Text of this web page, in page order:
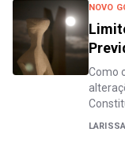
NOVO
Como